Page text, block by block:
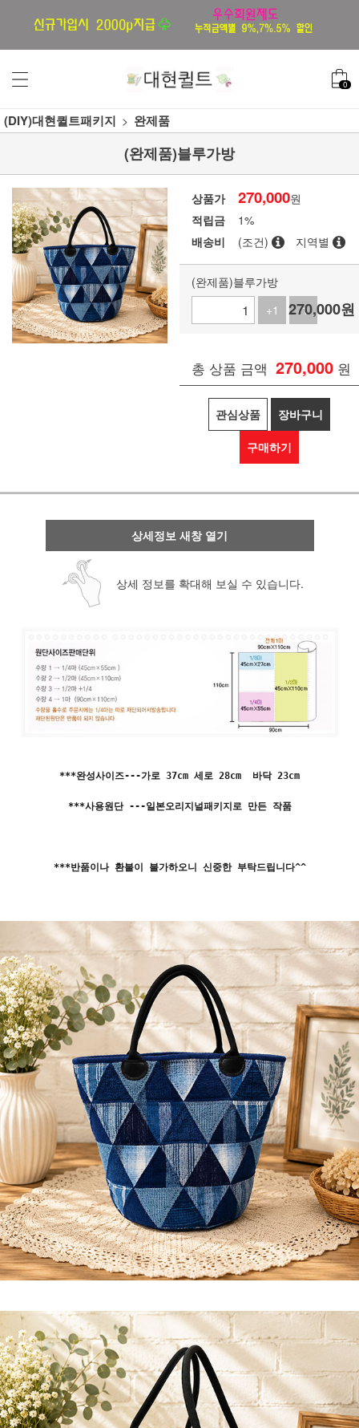
0
(DIY)대현퀼트패키지 완제품
(완제품)블루가방
상품가 270,000원
적립금
1%
배송비
(조건) 지역별
(완제품)블루가방
+1
-1
270,000원
총 상품 금액 270,000 원
관심상품 장바구니
구매하기
상세정보 새창 열기
상세 정보를 확대해 보실 수 있습니다.
***완성사이즈---가로 37cm 세로 28cm 바닥 23cm
***사용원단 ---일본오리지널패키지로 만든 작품
***반품이나 환불이 불가하오니 신중한 부탁드립니다^^